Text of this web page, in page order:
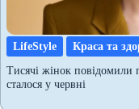
LifeStyle
Краса та
Тисячі жінок повідомили
сталося у червні